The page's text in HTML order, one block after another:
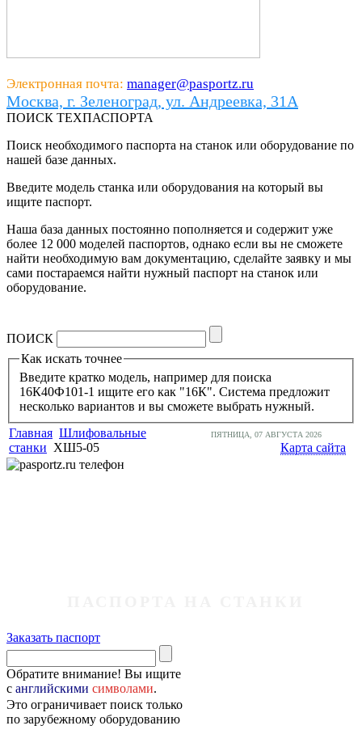
Электронная почта: manager@pasportz.ru
Москва, г. Зеленоград, ул. Андреевка, 31А
ПОИСК ТЕХПАСПОРТА
Поиск необходимого паспорта на станок или оборудование по
нашей базе данных.
Введите модель станка или оборудования на который вы
ищите паспорт.
Наша база данных постоянно пополняется и содержит уже
более 12 000 моделей паспортов, однако если вы не сможете
найти необходимую вам документацию, сделайте заявку и мы
сами постараемся найти нужный паспорт на станок или
оборудование.
ПОИСК
Как искать точнее
Введите кратко модель, например для поиска
16К40Ф101-1 ищите его как "16К". Система предложит
несколько вариантов и вы сможете выбрать нужный.
Главная Шлифовальные
станки ХШ5-05
ПЯТНИЦА, 07 АВГУСТА 2026
Карта сайта
Заказать паспорт
Обратите внимание! Вы ищите
с английскими символами.
Это ограничивает поиск только
по зарубежному оборудованию